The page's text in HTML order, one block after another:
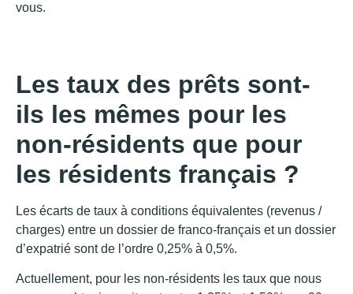
vous.
Les taux des prêts sont-
ils les mêmes pour les
non-résidents que pour
les résidents français ?
Les écarts de taux à conditions équivalentes (revenus /
charges) entre un dossier de franco-français et un dossier
d’expatrié sont de l’ordre 0,25% à 0,5%.
Actuellement, pour les non-résidents les taux que nous